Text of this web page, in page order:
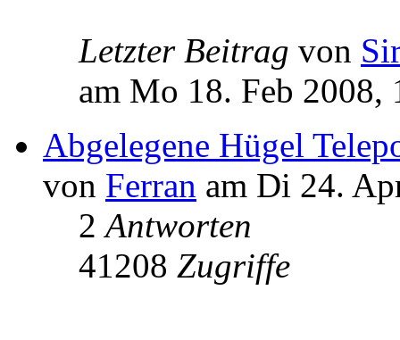
Letzter Beitrag von
am Mo 18. Feb 2008,
Abgelegene Hügel
von Ferran am Di 24.
2Antworten
41208 Zugriffe